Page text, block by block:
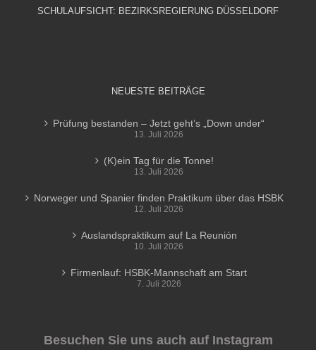
SCHULAUFSICHT: BEZIRKSREGIERUNG DÜSSELDORF
NEUESTE BEITRÄGE
Prüfung bestanden – Jetzt geht’s „Down under“
13. Juli 2026
(K)ein Tag für die Tonne!
13. Juli 2026
Norweger und Spanier finden Praktikum über das HSBK
12. Juli 2026
Auslandspraktikum auf La Reunión
10. Juli 2026
Firmenlauf: HSBK-Mannschaft am Start
7. Juli 2026
Besuchen Sie uns auch auf Instagram